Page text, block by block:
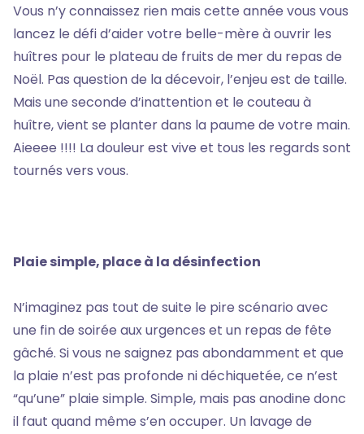
Vous n’y connaissez rien mais cette année vous vous
lancez le défi d’aider votre belle-mère à ouvrir les
huîtres pour le plateau de fruits de mer du repas de
Noël. Pas question de la décevoir, l’enjeu est de taille.
Mais une seconde d’inattention et le couteau à
huître, vient se planter dans la paume de votre main.
Aieeee !!!! La douleur est vive et tous les regards sont
tournés vers vous.
Plaie simple, place à la désinfection
N’imaginez pas tout de suite le pire scénario avec
une fin de soirée aux urgences et un repas de fête
gâché. Si vous ne saignez pas abondamment et que
la plaie n’est pas profonde ni déchiquetée, ce n’est
“qu’une” plaie simple. Simple, mais pas anodine donc
il faut quand même s’en occuper. Un lavage de